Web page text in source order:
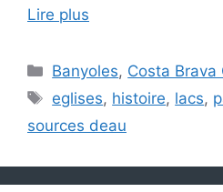
Lire plus
Catégories
Banyoles, Costa Brava
Étiquettes
eglises, histoire, lacs,
sources deau